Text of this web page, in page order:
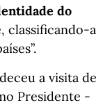
do
classificando-a
a visita de
Presidente -